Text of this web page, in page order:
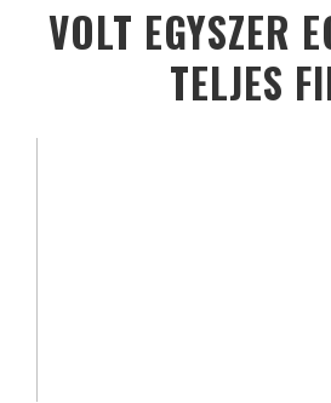
VOLT EGYSZER
TELJES